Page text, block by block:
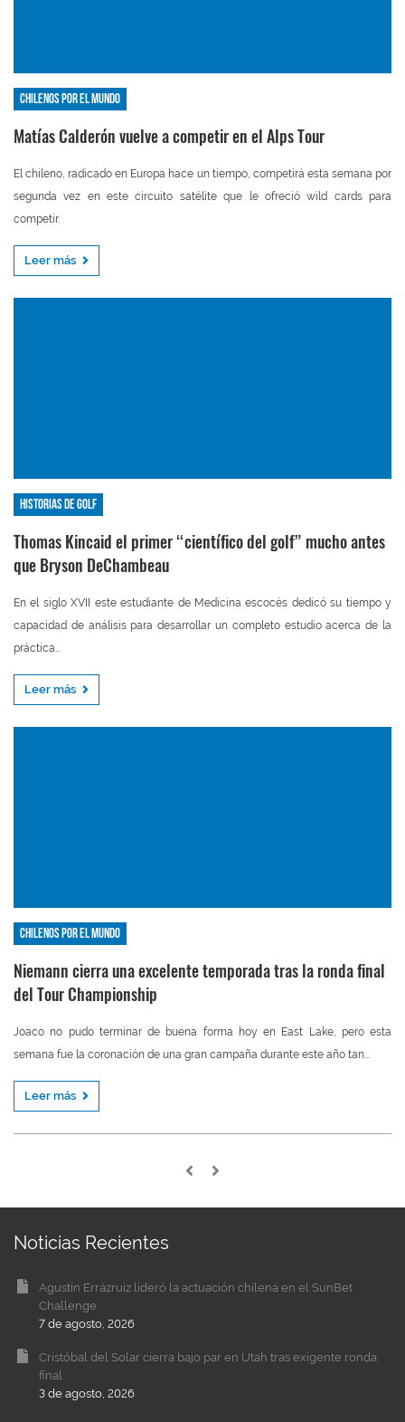
Chilenos por el mundo
Matías Calderón vuelve a competir en el Alps Tour
El chileno, radicado en Europa hace un tiempo, competirá esta semana por
segunda vez en este circuito satélite que le ofreció wild cards para
competir.
Leer más
Historias de golf
Thomas Kincaid el primer “científico del golf” mucho antes
que Bryson DeChambeau
En el siglo XVII este estudiante de Medicina escocés dedicó su tiempo y
capacidad de análisis para desarrollar un completo estudio acerca de la
práctica...
Leer más
Chilenos por el mundo
Niemann cierra una excelente temporada tras la ronda final
del Tour Championship
Joaco no pudo terminar de buena forma hoy en East Lake, pero esta
semana fue la coronación de una gran campaña durante este año tan...
Leer más
Noticias Recientes
Agustín Errázruiz lideró la actuación chilena en el SunBet
Challenge
7 de agosto, 2026
Cristóbal del Solar cierra bajo par en Utah tras exigente ronda
final
3 de agosto, 2026